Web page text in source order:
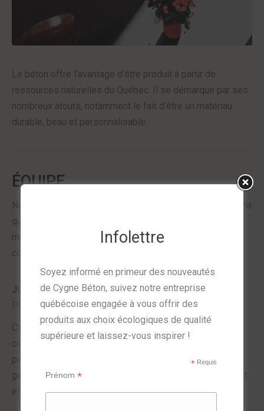
Le béton offre l’avantage d’être produit à partir de
ressources naturelles du Québec. Il se démarque par ses
nombreux atouts, notamment le fait d’être un matériau
durable, beau et personnalisable.
ÉQUIPE
Notre entreprise peut compter sur une équipe compétente
qui cumule plusieurs années d’expérience, chaque
membre dans ses champs d’expertise respectifs et
complémentaires.
JUDIVE JEAN-GILLES
PRÉSIDENTE ET GESTIONNAIRE
Cumulant plus de quinze d’expérience en gestion
commerciale, formée au design et chanteuse
professionnelle, Judive Jean-Gilles allie ses talents de
gestionnaire et de créativité au sein de Cygne Béton dont
elle est à l’origine de la création.
Infolettre
Soyez informé en primeur des nouveautés
de Cygne Béton, suivez notre entreprise
québécoise engagée à vous offrir des
produits aux choix écologiques de qualité
supérieure et laissez-vous inspirer !
*Requis
Prénom*